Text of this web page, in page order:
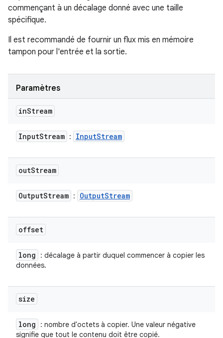
commençant à un décalage donné avec une taille
spécifique.
Il est recommandé de fournir un flux mis en mémoire
tampon pour l'entrée et la sortie.
Paramètres
inStream
InputStream : InputStream
outStream
OutputStream : OutputStream
offset
long
: décalage à partir duquel commencer à copier les
données.
size
long
: nombre d'octets à copier. Une valeur négative
signifie que tout le contenu doit être copié.